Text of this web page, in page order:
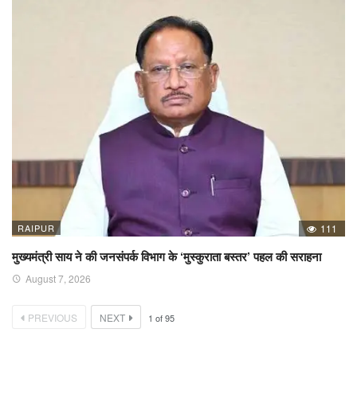
RAIPUR 111
मुख्यमंत्री साय ने की जनसंपर्क विभाग के ‘मुस्कुराता बस्तर’ पहल की सराहना
August 7, 2026
PREVIOUS NEXT 1 of95